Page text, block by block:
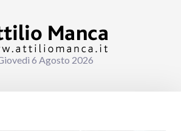
6 Agosto 2026